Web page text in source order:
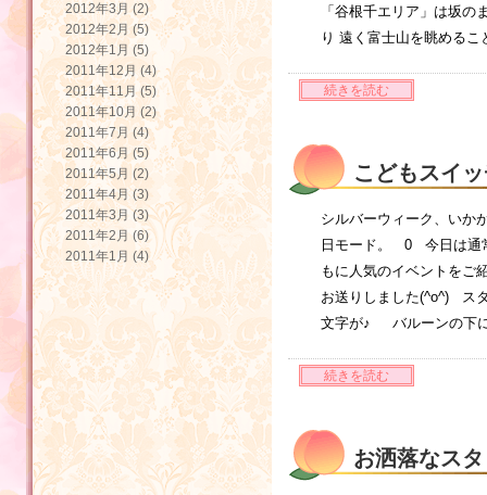
「谷根千エリア」は坂
り 遠く富士山を眺める
続きを読む
こどもスイ
シルバーウィーク、いか
日モード。 0 今日は通
もに人気のイベントをご
お送りしました(^o^) ス
文字が♪ バルーンの下
続きを読む
お洒落なス
2012年3月 (2)
2012年2月 (5)
2012年1月 (5)
2011年12月 (4)
2011年11月 (5)
2011年10月 (2)
2011年7月 (4)
2011年6月 (5)
2011年5月 (2)
2011年4月 (3)
2011年3月 (3)
2011年2月 (6)
2011年1月 (4)